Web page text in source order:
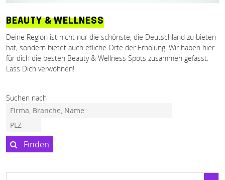
BEAUTY & WELLNESS
Deine Region ist nicht nur die schönste, die Deutschland zu bieten
hat, sondern bietet auch etliche Orte der Erholung. Wir haben hier
für dich die besten Beauty & Wellness Spots zusammen gefasst.
Lass Dich verwöhnen!
Suchen nach
Finden